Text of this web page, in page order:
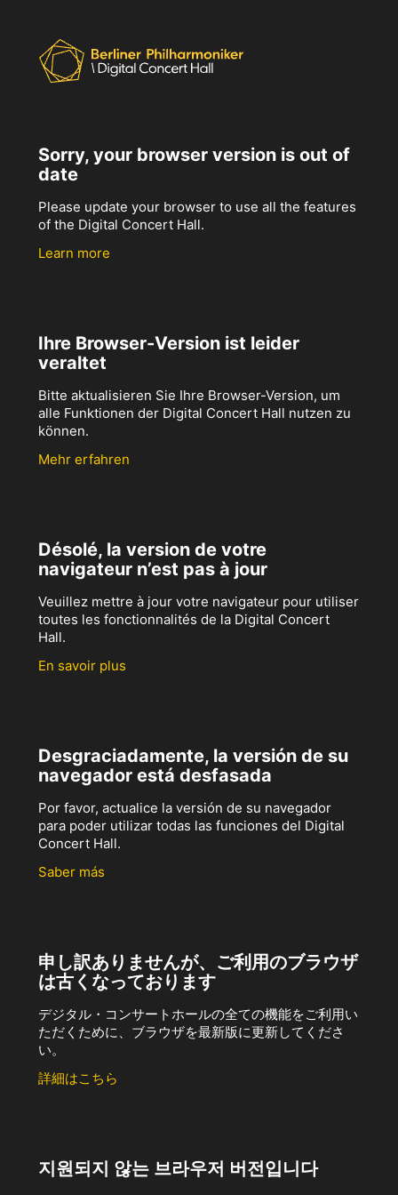
Sorry, your browser version is out of
date
Please update your browser to use all the features
of the Digital Concert Hall.
Learn more
Ihre Browser-Version ist leider
veraltet
Bitte aktualisieren Sie Ihre Browser-Version, um
alle Funktionen der Digital Concert Hall nutzen zu
können.
Mehr erfahren
Désolé, la version de votre
navigateur n’est pas à jour
Veuillez mettre à jour votre navigateur pour utiliser
toutes les fonctionnalités de la Digital Concert
Hall.
En savoir plus
Desgraciadamente, la versión de su
navegador está desfasada
Por favor, actualice la versión de su navegador
para poder utilizar todas las funciones del Digital
Concert Hall.
Saber más
申し訳ありませんが、ご利用のブラウザ
は古くなっております
デジタル・コンサートホールの全ての機能をご利用い
ただくために、ブラウザを最新版に更新してくださ
い。
詳細はこちら
지원되지 않는 브라우저 버전입니다